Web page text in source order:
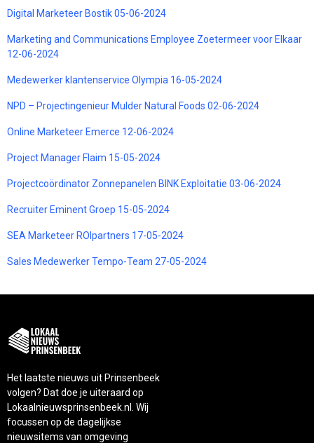
Digital Marketeer Bostik 05-06-2024
Marketing and Communications Employee Zoetermeer voor Elkaar
12-06-2024
Medewerker klantenservice Olympia 16-05-2024
NPD – Projectingenieur Mulder Natural Foods 02-06-2024
Online Marketeer Emerce 12-06-2024
Project Manager Flaim 15-05-2024
Projectcoördinator Zonnepanelen BINK Exploitatie 03-06-2024
Recruiter Eminent Groep 15-05-2024
SEA Marketeer ROIpartners 17-05-2024
Sales Medewerker Tempo-Team 27-05-2024
Het laatste nieuws uit Prinsenbeek
volgen? Dat doe je uiteraard op
Lokaalnieuwsprinsenbeek.nl. Wij
focussen op de dagelijkse
nieuwsitems van omgeving